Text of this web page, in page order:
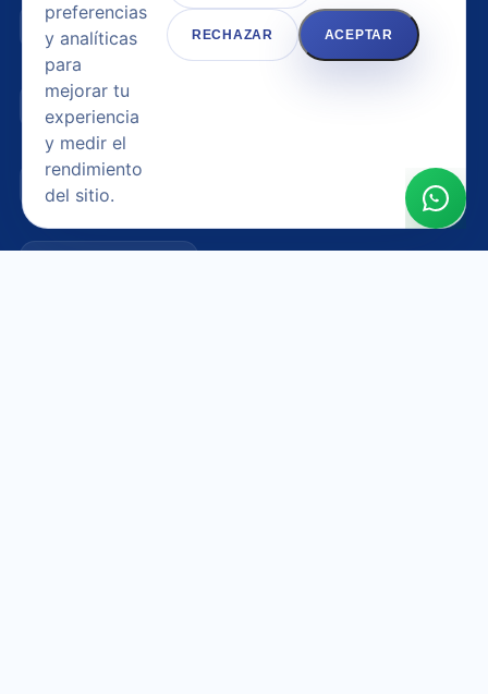
Elevación de senos / Mastopexia
Abdominoplastia
Lipoescultura / Liposucción
preferencias
y analíticas
para
mejorar tu
experiencia
y medir el
rendimiento
del sitio.
RECHAZAR ACEPTAR